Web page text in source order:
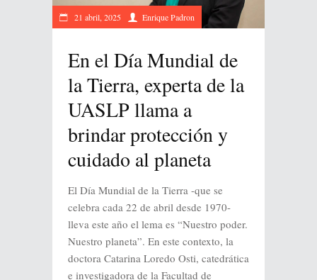
21 abril, 2025 Enrique Padron
En el Día Mundial de
la Tierra, experta de la
UASLP llama a
brindar protección y
cuidado al planeta
El Día Mundial de la Tierra -que se
celebra cada 22 de abril desde 1970-
lleva este año el lema es “Nuestro poder.
Nuestro planeta”. En este contexto, la
doctora Catarina Loredo Osti, catedrática
e investigadora de la Facultad de